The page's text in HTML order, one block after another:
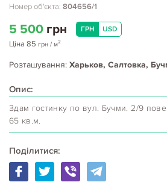
Номер об'єкта: 804656/1
5 500 грн ГРН USD
Ціна 85 грн / м2
Розташування: Харьков, Салтовка,
Опис:
Здам гостинку по вул. Бучми. 2/9
65 кв.м.
Поділитися: